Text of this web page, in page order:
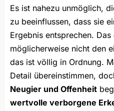
Es ist nahezu unmöglich,
zu beeinflussen, dass sie
Ergebnis entsprechen.
möglicherweise nicht den
das ist völlig in Ordnung.
Detail übereinstimmen,
Neugier und Offenheit
wertvolle verborgene